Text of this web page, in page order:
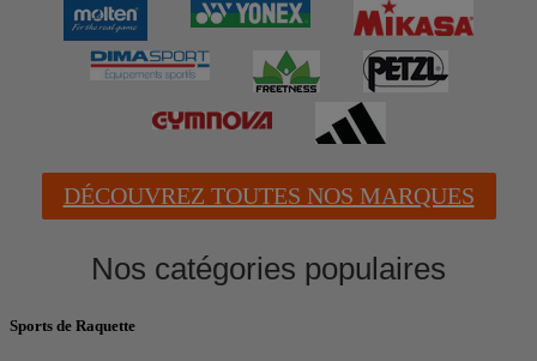
DÉCOUVREZ TOUTES NOS MARQUES
Nos catégories populaires
Sports de Raquette